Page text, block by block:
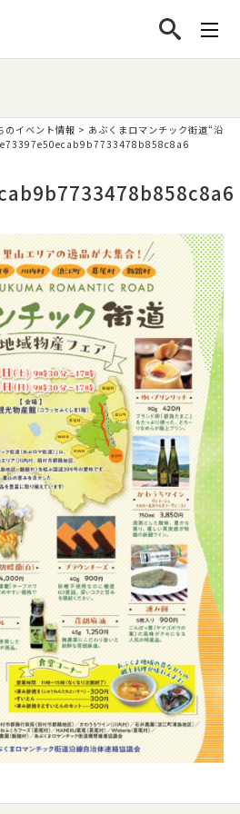
のイベント情報 > あぶくまロマンチック街道“沿